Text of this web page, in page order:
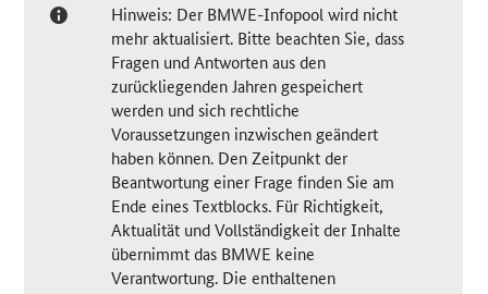
Hinweis: Der BMWE-Infopool wird nicht
mehr aktualisiert. Bitte beachten Sie, dass
Fragen und Antworten aus den
zurückliegenden Jahren gespeichert
werden und sich rechtliche
Voraussetzungen inzwischen geändert
haben können. Den Zeitpunkt der
Beantwortung einer Frage finden Sie am
Ende eines Textblocks. Für Richtigkeit,
Aktualität und Vollständigkeit der Inhalte
übernimmt das BMWE keine
Verantwortung. Die enthaltenen